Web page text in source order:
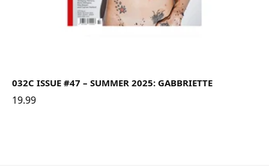
032C ISSUE #47 – SUMMER 2025: GABBRIETTE
19.99